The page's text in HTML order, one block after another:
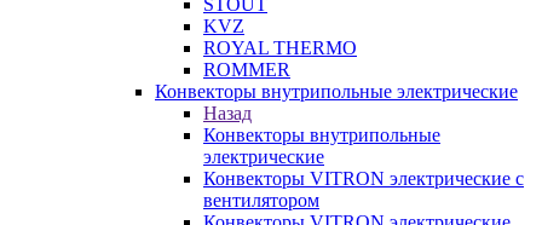
STOUT
KVZ
ROYAL THERMO
ROMMER
Конвекторы внутрипольные электрические
Назад
Конвекторы внутрипольные
электрические
Конвекторы VITRON электрические с
вентилятором